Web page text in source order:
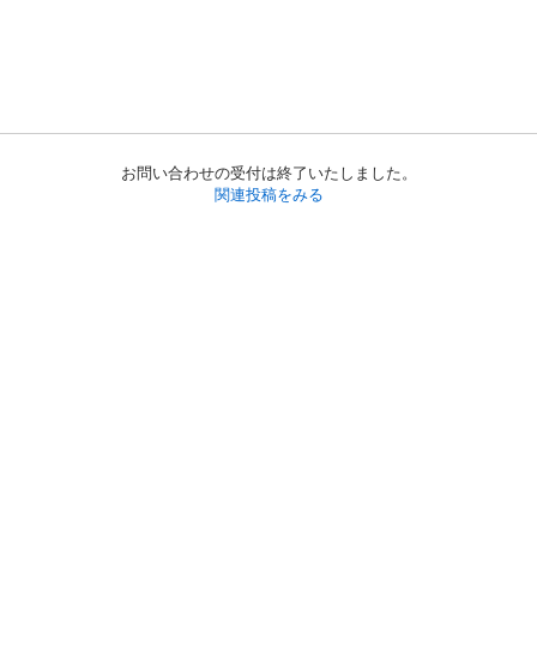
お問い合わせの受付は終了いたしました。
関連投稿をみる